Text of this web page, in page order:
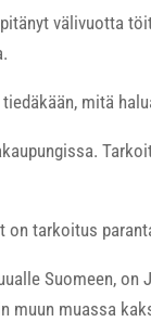
välivuotta
mitä
tarkoitus
Suomeen,
muun muassa